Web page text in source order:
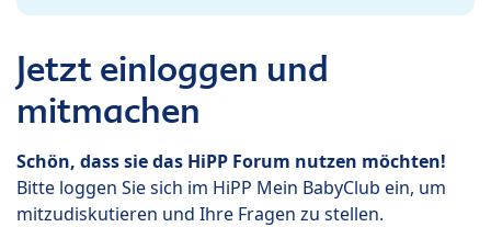
Jetzt einloggen und
mitmachen
Schön, dass sie das HiPP Forum nutzen möchten!
Bitte loggen Sie sich im HiPP Mein BabyClub ein, um
mitzudiskutieren und Ihre Fragen zu stellen.